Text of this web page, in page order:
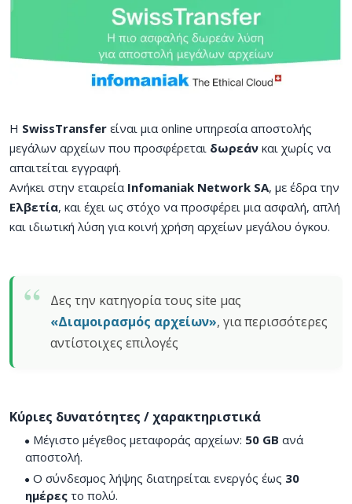
Η SwissTransfer είναι μια online υπηρεσία αποστολής
μεγάλων αρχείων που προσφέρεται δωρεάν και χωρίς να
απαιτείται εγγραφή.
Ανήκει στην εταιρεία Infomaniak Network SA, με έδρα την
Ελβετία, και έχει ως στόχο να προσφέρει μια ασφαλή, απλή
και ιδιωτική λύση για κοινή χρήση αρχείων μεγάλου όγκου.
Δες την κατηγορία τους site μας
«Διαμοιρασμός αρχείων», για περισσότερες
αντίστοιχες επιλογές
Κύριες δυνατότητες / χαρακτηριστικά
Μέγιστο μέγεθος μεταφοράς αρχείων: 50 GB ανά
αποστολή.
Ο σύνδεσμος λήψης διατηρείται ενεργός έως 30
ημέρες το πολύ.